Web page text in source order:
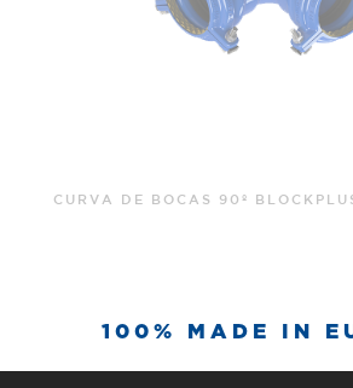
CURVA DE BOCAS 90º
100% MADE IN